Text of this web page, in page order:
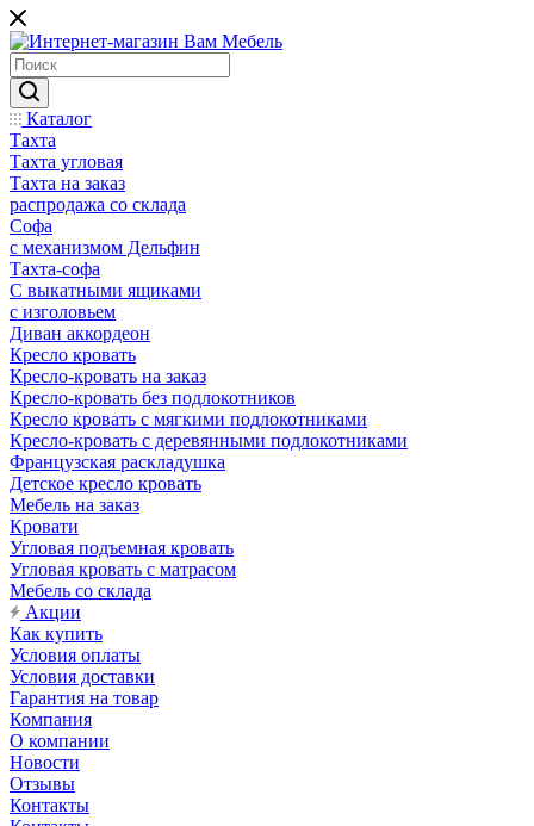
Каталог
Тахта
Тахта угловая
Тахта на заказ
распродажа со склада
Софа
с механизмом Дельфин
Тахта-софа
С выкатными ящиками
с изголовьем
Диван аккордеон
Кресло кровать
Кресло-кровать на заказ
Кресло-кровать без подлокотников
Кресло кровать с мягкими подлокотниками
Кресло-кровать с деревянными подлокотниками
Французская раскладушка
Детское кресло кровать
Мебель на заказ
Кровати
Угловая подъемная кровать
Угловая кровать с матрасом
Мебель со склада
Акции
Как купить
Условия оплаты
Условия доставки
Гарантия на товар
Компания
О компании
Новости
Отзывы
Контакты